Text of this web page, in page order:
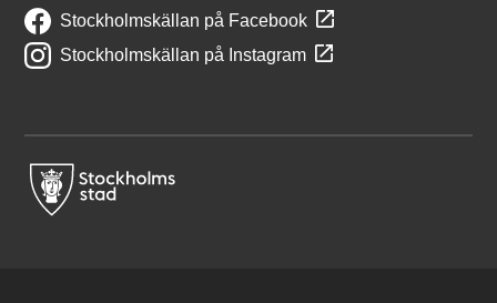
Stockholmskällan på Facebook
Stockholmskällan på Instagram